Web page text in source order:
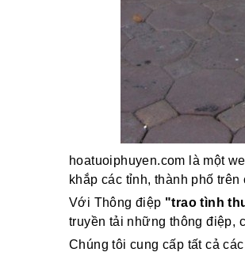
hoatuoiphuyen.com là một
khắp các tỉnh, thành phố
Với Thông điệp "trao tình
truyền tải những thông điệp,
Chúng tôi cung cấp tất cả